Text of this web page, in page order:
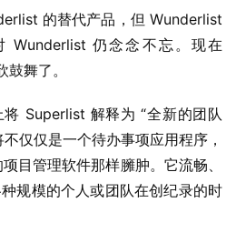
的替代产品，但 Wunderlist
Wunderlist 仍念念不忘。现在
舞了。
Superlist 解释为 “全新的团队
仅仅是一个待办事项应用程序，
目管理软件那样臃肿。它流畅、
规模的个人或团队在创纪录的时